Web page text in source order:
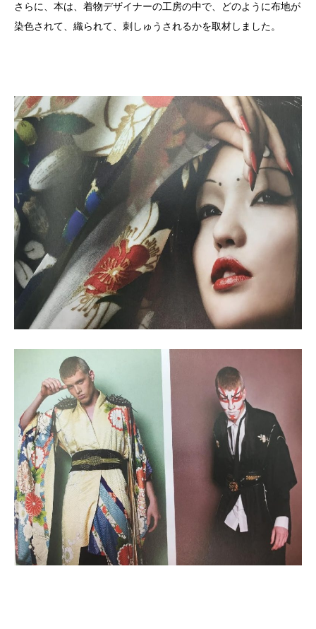
さらに、本は、着物デザイナーの工房の中で、どのように布地が
染色されて、織られて、刺しゅうされるかを取材しました。